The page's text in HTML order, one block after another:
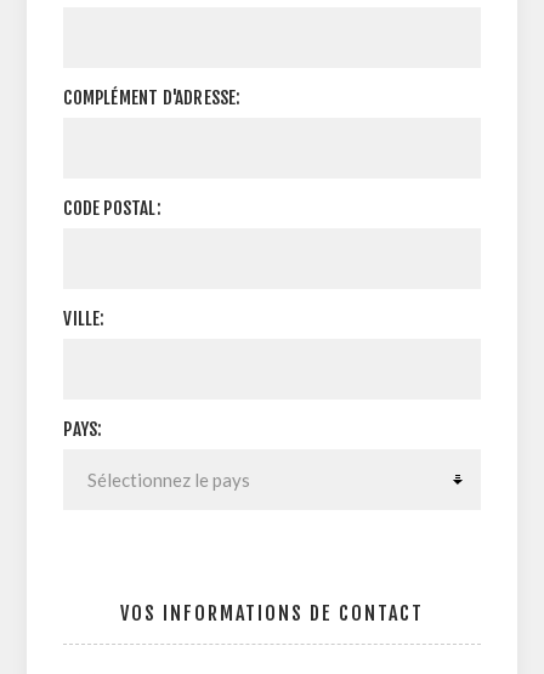
COMPLÉMENT D'ADRESSE:
CODE POSTAL:
VILLE:
PAYS:
VOS INFORMATIONS DE CONTACT